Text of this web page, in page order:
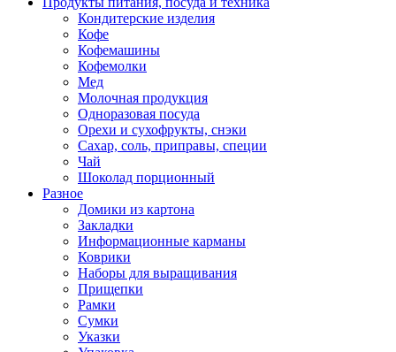
Кондитерские изделия
Кофе
Кофемашины
Кофемолки
Мед
Молочная продукция
Одноразовая посуда
Орехи и сухофрукты, снэки
Сахар, соль, приправы, специи
Чай
Шоколад порционный
Разное
Домики из картона
Закладки
Информационные карманы
Коврики
Наборы для выращивания
Прищепки
Рамки
Сумки
Указки